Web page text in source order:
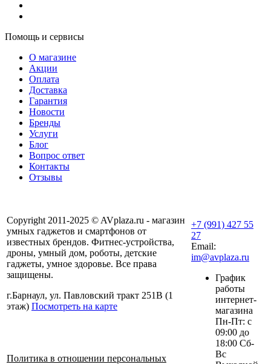
Помощь и сервисы
О магазине
Акции
Оплата
Доставка
Гарантия
Новости
Бренды
Услуги
Блог
Вопрос ответ
Контакты
Отзывы
Copyright 2011-2025 © AVplaza.ru - магазин
умных гаджетов и смартфонов от
известных брендов. Фитнес-устройства,
дроны, умный дом, роботы, детские
гаджеты, умное здоровье. Все права
защищены.
г.Барнаул, ул. Павловский тракт 251В (1
этаж) Посмотреть на карте
Политика в отношении персональных
+7 (991) 427 55
27
Email:
im@avplaza.ru
График
работы
интернет-
магазина
Пн-Пт: с
09:00 до
18:00 Сб-
Вс